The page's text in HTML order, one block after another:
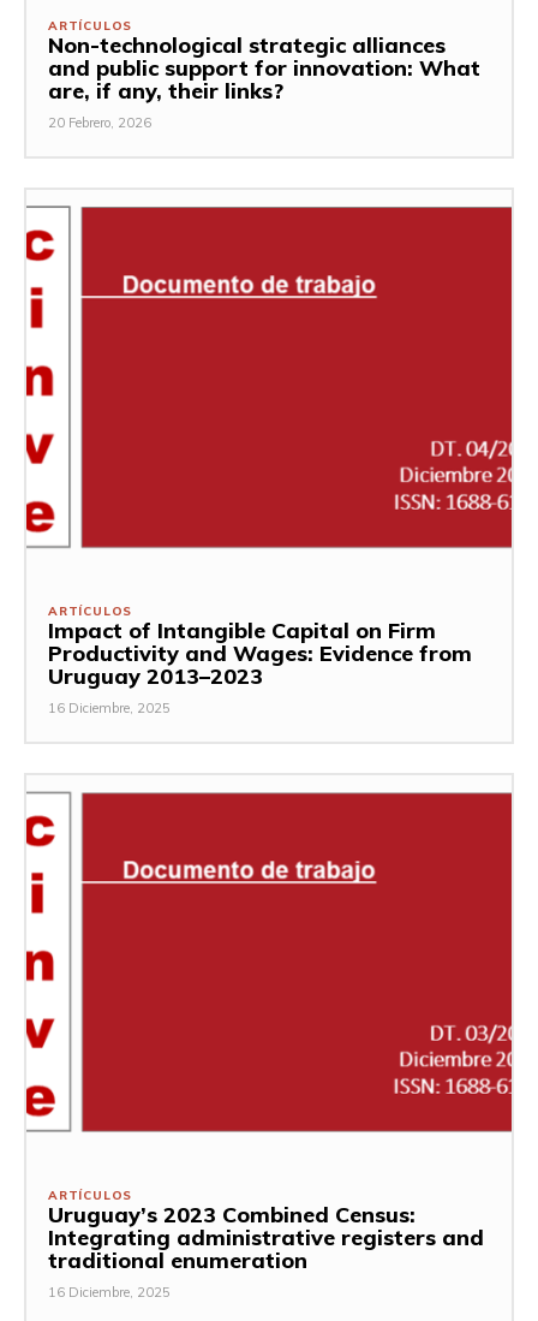
ARTÍCULOS
Non-technological strategic alliances
and public support for innovation: What
are, if any, their links?
20 Febrero, 2026
ARTÍCULOS
Impact of Intangible Capital on Firm
Productivity and Wages: Evidence from
Uruguay 2013–2023
16 Diciembre, 2025
ARTÍCULOS
Uruguay’s 2023 Combined Census:
Integrating administrative registers and
traditional enumeration
16 Diciembre, 2025